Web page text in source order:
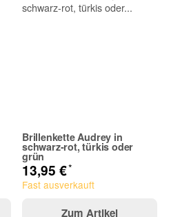
Brillenkette Audrey in
schwarz-rot, türkis oder
grün
13,95 €*
Fast ausverkauft
Zum Artikel